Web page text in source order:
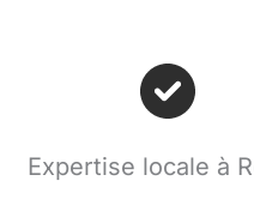
Expertise locale à